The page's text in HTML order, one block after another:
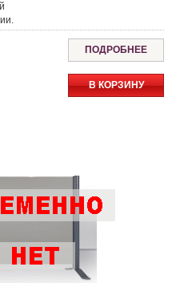
ПОДРОБНЕЕ
В КОРЗИНУ